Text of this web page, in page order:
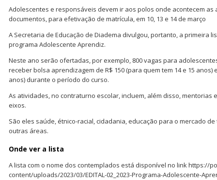
Adolescentes e responsáveis devem ir aos polos onde acontecem as
documentos, para efetivação de matrícula, em 10, 13 e 14 de março
A Secretaria de Educação de Diadema divulgou, portanto, a primeira
programa Adolescente Aprendiz.
Neste ano serão ofertadas, por exemplo, 800 vagas para
receber bolsa aprendizagem de R$ 150 (para quem tem 14 e 15 anos)
anos) durante o período do curso.
As atividades, no contraturno escolar, incluem, além disso,
eixos.
São eles saúde, étnico-racial, cidadania, educação para o mercado
outras áreas.
Onde ver a lista
A lista com o nome dos contemplados está disponível no link https://
content/uploads/2023/03/EDITAL-02_2023-Programa-Adolescente-